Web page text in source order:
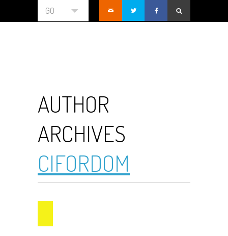
GO
AUTHOR
ARCHIVES
CIFORDOM